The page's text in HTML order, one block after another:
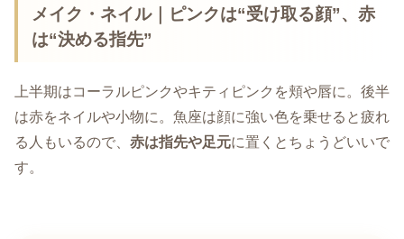
メイク・ネイル｜ピンクは“受け取る顔”、赤
は“決める指先”
上半期はコーラルピンクやキティピンクを頬や唇に。後半
は赤をネイルや小物に。魚座は顔に強い色を乗せると疲れ
る人もいるので、 赤は指先や足元に置くとちょうどいいで
す。